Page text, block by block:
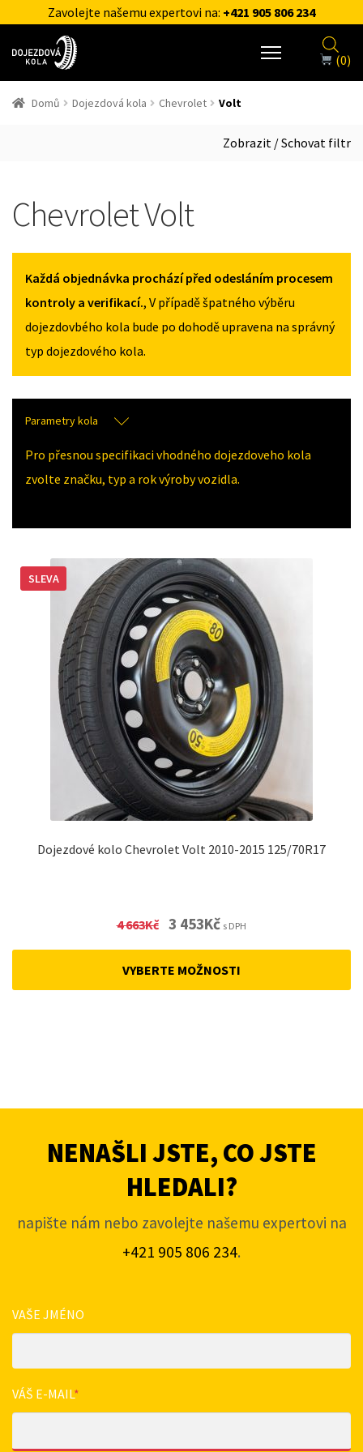
Zavolejte našemu expertovi na: +421 905 806 234
(0)
Domů Dojezdová kola Chevrolet Volt
Zobrazit / Schovat filtr
Chevrolet Volt
Každá objednávka prochází před odesláním procesem
kontroly a verifikací., V případě špatného výběru
dojezdovbého kola bude po dohodě upravena na správný
typ dojezdového kola.
Parametry kola
Pro přesnou specifikaci vhodného dojezdoveho kola
zvolte značku, typ a rok výroby vozidla.
Dojezdové kolo Chevrolet Volt 2010-2015 125/70R17
SLEVA
4 663Kč Original
3 453KčCurrent
s DPH
VYBERTE MOŽNOSTI
NENAŠLI JSTE, CO JSTE
HLEDALI?
napište nám nebo zavolejte našemu expertovi na
+421 905 806 234.
VAŠE JMÉNO
VÁŠ E-MAIL*